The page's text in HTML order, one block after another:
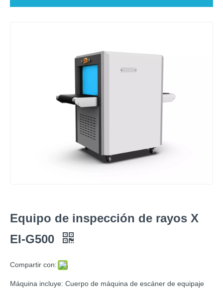
Equipo de inspección de rayos X
EI-G500
Compartir con:
Máquina incluye: Cuerpo de máquina de escáner de equipaje